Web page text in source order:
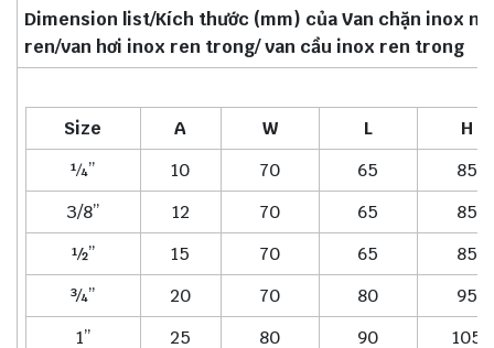
Dimension list/Kích thước (mm) của Van chặn inox
ren/van hơi inox ren trong/ van cầu inox ren trong
Size A W L
H
¼’’
10 70 65
85
3/8’’
12 70 65
85
½’’
15 70 65
85
¾’’
20 70 80
95
1’’
25 80 90
105